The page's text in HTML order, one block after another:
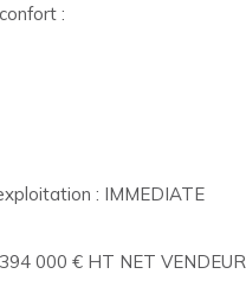
:
: IMMEDIATE
000 € HT NET VENDEUR